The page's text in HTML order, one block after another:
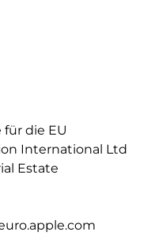
die EU
International Ltd
Estate